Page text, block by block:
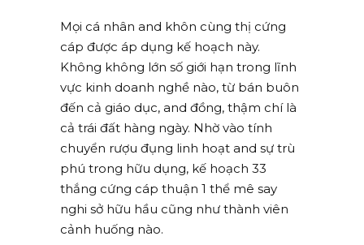
Mọi cá nhân and khôn cùng thị cứng
cáp được áp dụng kế hoạch này.
Không không lớn số giới hạn trong lĩnh
vực kinh doanh nghề nào, từ bán buôn
đến cả giáo dục, and đồng, thậm chí là
cả trái đất hàng ngày. Nhờ vào tính
chuyển rượu đụng linh hoạt and sự trù
phú trong hữu dụng, kế hoạch 33
thắng cứng cáp thuận 1 thể mê say
nghi sở hữu hầu cũng như thành viên
cảnh huống nào.